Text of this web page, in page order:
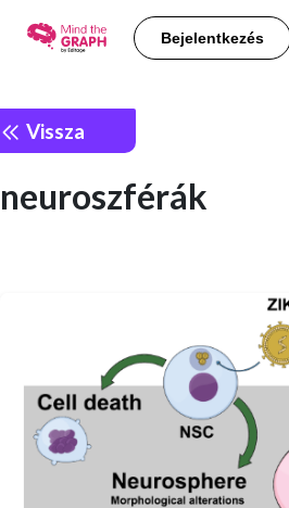
Bejelentkezés
Vissza
neuroszférák